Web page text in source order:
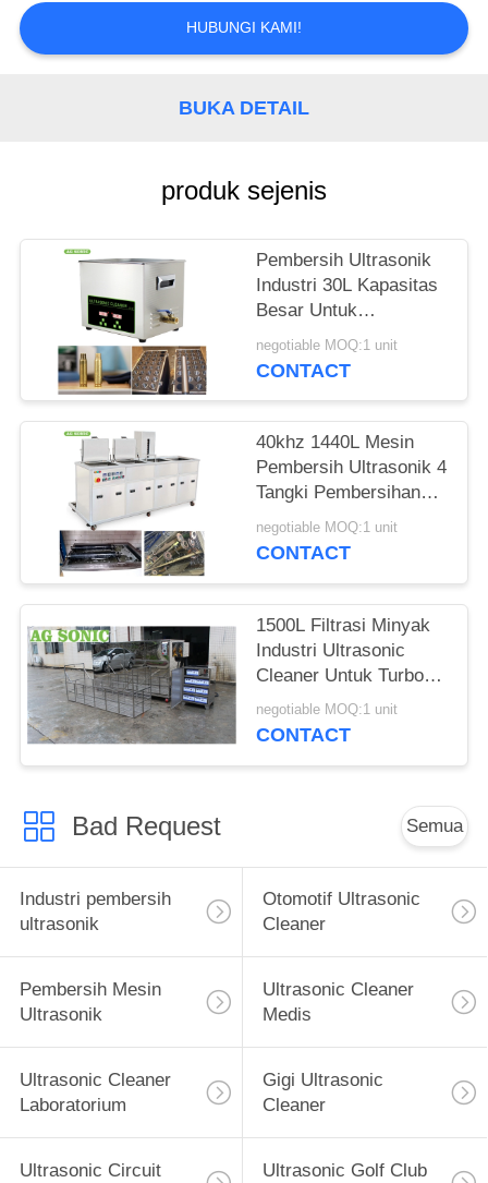
PENAWARAN
PRIVACY
POLICY
HUBUNGI KAMI!
BUKA DETAIL
produk sejenis
Pembersih Ultrasonik
Industri 30L Kapasitas
Besar Untuk
Pembersihan
Karburator / Piston
negotiable MOQ:1 unit
CONTACT
40khz 1440L Mesin
Pembersih Ultrasonik 4
Tangki Pembersihan
Pembilasan
Pengeringan Filtrasi
negotiable MOQ:1 unit
CONTACT
1500L Filtrasi Minyak
Industri Ultrasonic
Cleaner Untuk Turbo
Blade / Komponen
Aerospace
negotiable MOQ:1 unit
CONTACT
Bad Request Semua
Industri pembersih
ultrasonik
Otomotif Ultrasonic
Cleaner
Pembersih Mesin
Ultrasonik
Ultrasonic Cleaner
Medis
Ultrasonic Cleaner
Laboratorium
Gigi Ultrasonic
Cleaner
Ultrasonic Circuit Ultrasonic Golf Club